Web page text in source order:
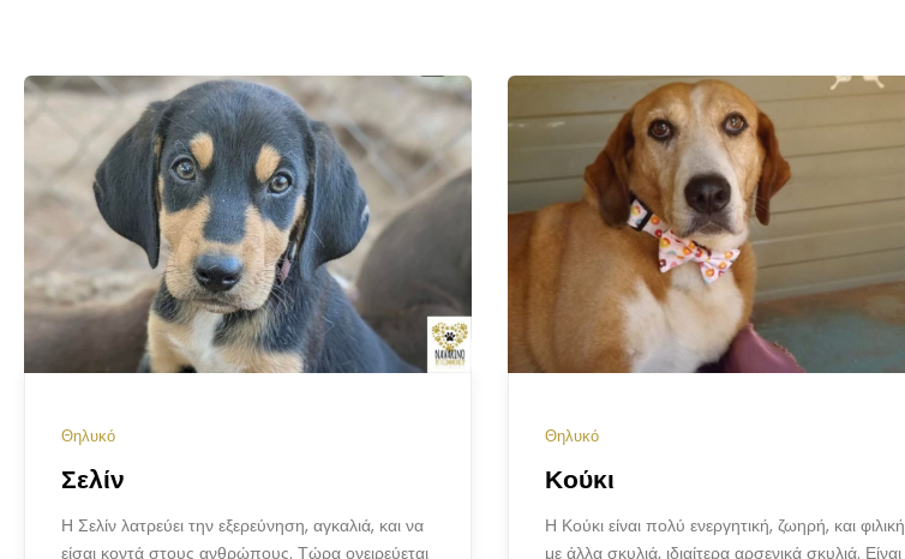
Θηλυκό
Σελίν
Η Σελίν λατρεύει την εξερεύνηση, αγκαλιά, και να
είσαι κοντά στους ανθρώπους. Τώρα ονειρεύεται
Θηλυκό
Κούκι
Η Κούκι είναι πολύ ενεργητική, ζωηρή, και φιλική
με άλλα σκυλιά, ιδιαίτερα αρσενικά σκυλιά. Είναι